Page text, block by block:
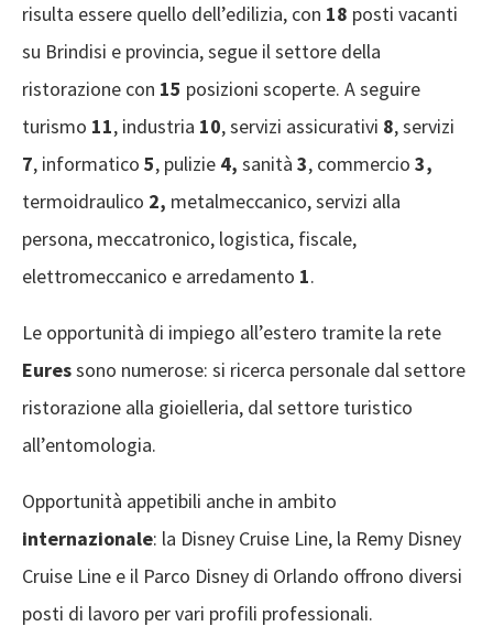
risulta essere quello dell’edilizia, con 18 posti vacanti
su Brindisi e provincia, segue il settore della
ristorazione con 15 posizioni scoperte. A seguire
turismo 11, industria 10, servizi assicurativi 8, servizi
7, informatico 5, pulizie 4, sanità 3, commercio 3,
termoidraulico 2, metalmeccanico, servizi alla
persona, meccatronico, logistica, fiscale,
elettromeccanico e arredamento 1.
Le opportunità di impiego all’estero tramite la rete
Euressono numerose: si ricerca personale dal settore
ristorazione alla gioielleria, dal settore turistico
all’entomologia.
Opportunità appetibili anche in ambito
internazionale: la Disney Cruise Line, la Remy Disney
Cruise Line e il Parco Disney di Orlando offrono diversi
posti di lavoro per vari profili professionali.